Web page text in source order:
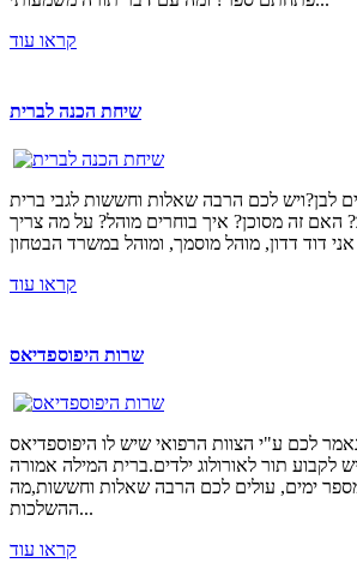
קראו עוד
שיחת הכנה לברית
לבן?ויש לכם הרבה שאלות וחששות לגבי ברית
האם זה מסוכן? איך בוחרים מוהל? על מה צריך
קראו עוד
שרות היפוספדיאס
לכם ע"י הצוות הרפואי שיש לו היפוספדיאס
לקבוע תור לאורולוג ילדים.ברית המילה אמורה
ימים, עולים לכם הרבה שאלות וחששות,מה
ההשלכות...
קראו עוד